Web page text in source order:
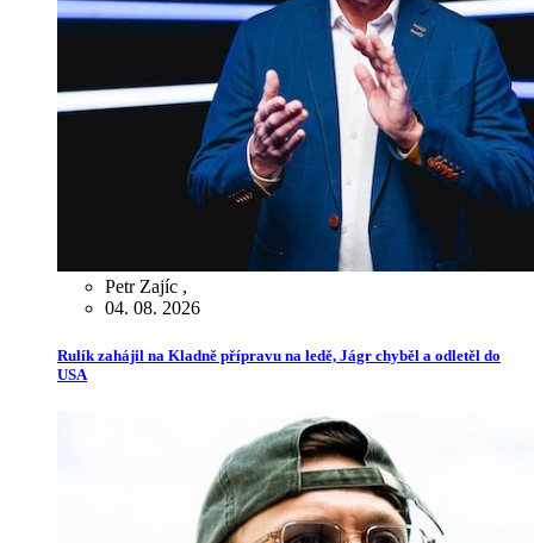
Petr Zajíc ,
04. 08. 2026
Rulík zahájil na Kladně přípravu na ledě, Jágr chyběl a odletěl do
USA